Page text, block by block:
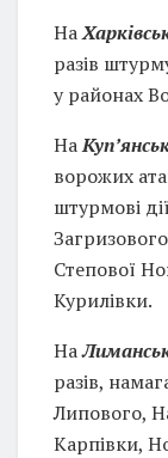
На
разів
у районах
На
ворожих
штурмові
Степової
Курилівки.
На
разів,
Липового,
Карпівки,